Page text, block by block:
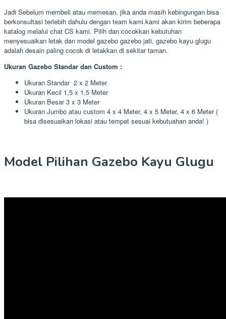
Jadi Sebelum membeli atau memesan, jika anda masih kebingungan bisa
berkonsultasi terlebih dahulu dengan team kami.kami akan kirim beberapa
katalog melalui chat CS kami. Pilih dan cocokkan kebutuhan
menyesuaikan letak dan model gazebo gazebo jati, gazebo kayu glugu
adalah desain paling cocok di letakkan di sekitar taman.
Ukuran Gazebo Standar dan Custom :
Ukuran Standar 2 x 2 Meter
Ukuran Kecil 1,5 x 1,5 Meter
Ukuran Besar 3 x 3 Meter
Ukuran Jumbo atau custom 4 x 4 Meter, 4 x 5 Meter, 4 x 6 Meter (
bisa disesuaikan lokasi atau tempat sesuai kebutuahan anda! )
Model Pilihan Gazebo Kayu Glugu